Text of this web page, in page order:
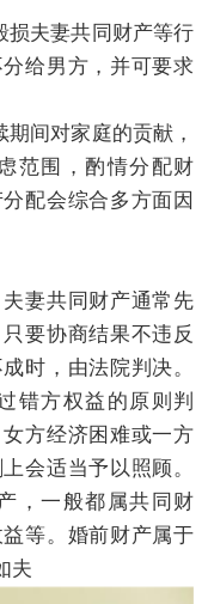
损夫妻共同财产等行
给男方，并可要求
间对家庭的贡献，
范围，酌情分配财
配会综合多方面因
妻共同财产通常先
要协商结果不违反
时，由法院判决。
错方权益的原则判
方经济困难或一方
会适当予以照顾。
，一般都属共同财
等。婚前财产属于
夫